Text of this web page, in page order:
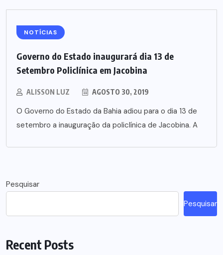
NOTÍCIAS
Governo do Estado inaugurará dia 13 de
Setembro Policlínica em Jacobina
ALISSON LUZ AGOSTO 30, 2019
O Governo do Estado da Bahia adiou para o dia 13 de
setembro a inauguração da policlínica de Jacobina. A
Pesquisar
Pesquisar
Recent Posts